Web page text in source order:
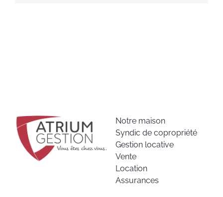
Notre maison
Syndic de copropriété
Gestion locative
Vente
Location
Assurances